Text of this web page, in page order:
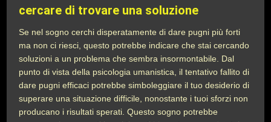
cercare di trovare una soluzione
Se nel sogno cerchi disperatamente di dare pugni più forti
ma non ci riesci, questo potrebbe indicare che stai cercando
soluzioni a un problema che sembra insormontabile. Dal
punto di vista della psicologia umanistica, il tentativo fallito di
dare pugni efficaci potrebbe simboleggiare il tuo desiderio di
superare una situazione difficile, nonostante i tuoi sforzi non
producano i risultati sperati. Questo sogno potrebbe